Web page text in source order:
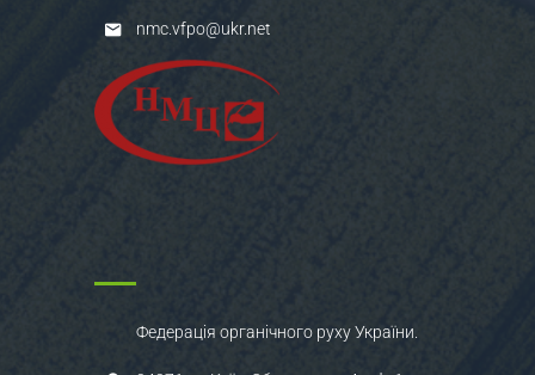
nmc.vfpo@ukr.net
Федерація органічного руху України.